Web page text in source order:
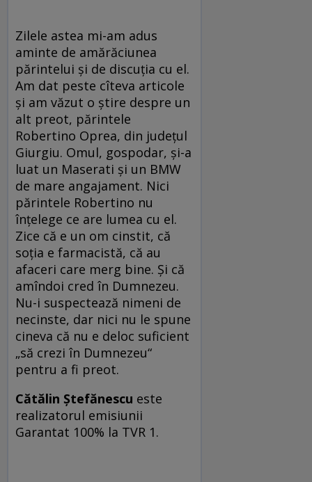
Zilele astea mi-am adus
aminte de amărăciunea
părintelui şi de discuţia cu el.
Am dat peste cîteva articole
şi am văzut o ştire despre un
alt preot, părintele
Robertino Oprea, din judeţul
Giurgiu. Omul, gospodar, şi-a
luat un Maserati şi un BMW
de mare angajament. Nici
părintele Robertino nu
înţelege ce are lumea cu el.
Zice că e un om cinstit, că
soţia e farmacistă, că au
afaceri care merg bine. Şi că
amîndoi cred în Dumnezeu.
Nu-i suspectează nimeni de
necinste, dar nici nu le spune
cineva că nu e deloc suficient
„să crezi în Dumnezeu“
pentru a fi preot.
Cătălin Ştefănescu este
realizatorul emisiunii
Garantat 100% la TVR 1.